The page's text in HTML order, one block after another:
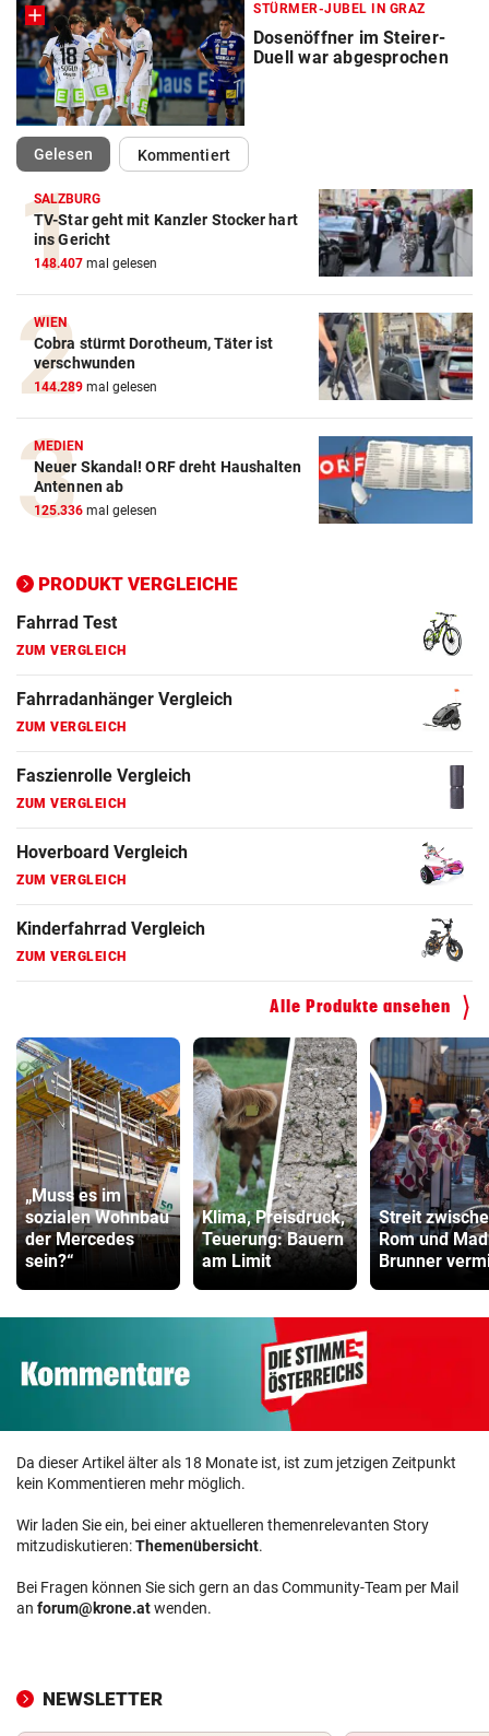
STÜRMER-JUBEL IN GRAZ
Dosenöffner im Steirer-
Duell war abgesprochen
Gelesen(ausgewählt)Kommentiert
SALZBURG
TV-Star geht mit Kanzler Stocker hart
ins Gericht
148.407 mal gelesen
WIEN
Cobra stürmt Dorotheum, Täter ist
verschwunden
144.289 mal gelesen
MEDIEN
Neuer Skandal! ORF dreht Haushalten
Antennen ab
125.336 mal gelesen
PRODUKT VERGLEICHE
Action-Cam Vergleich
ZUM VERGLEICH
Crosstrainer Vergleich
ZUM VERGLEICH
E-Bike Vergleich
ZUM VERGLEICH
Elektro-Scooter Vergleich
ZUM VERGLEICH
ZUM VERGLEICH
Fahrrad Test
ZUM VERGLEICH
Fahrradanhänger Vergleich
ZUM VERGLEICH
Faszienrolle Vergleich
ZUM VERGLEICH
Hoverboard Vergleich
ZUM VERGLEICH
Kinderfahrrad Vergleich
ZUM VERGLEICH
Alle Produkte ansehen
„Muss es im
sozialen Wohnbau
der Mercedes
sein?“
Klima, Preisdruck,
Teuerung: Bauern
am Limit
Streit
Rom und
Brunner
Da dieser Artikel älter als 18 Monate ist, ist zum jetzigen Zeitpunkt
kein Kommentieren mehr möglich.
Wir laden Sie ein, bei einer aktuelleren themenrelevanten Story
mitzudiskutieren:Themenübersicht.
Bei Fragen können Sie sich gern an das Community-Team per Mail
an forum@krone.atwenden.
NEWSLETTER